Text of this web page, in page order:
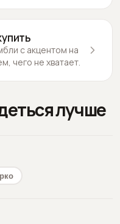
с акцентом на
чего не хватает.
лучше